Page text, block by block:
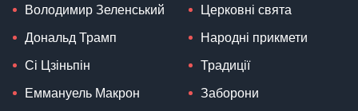
Володимир Зеленський
Дональд Трамп
Сі Цзіньпін
Еммануель Макрон
Церковні свята
Народні прикмети
Традиції
Заборони